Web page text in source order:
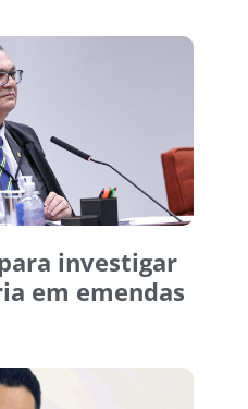
investigar
em emendas